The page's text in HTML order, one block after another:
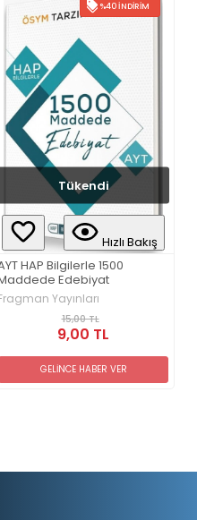
%40 İNDIRIM
Tükendi
Hızlı Bakış
HAP Bilgilerle 1500
Edebiyat
Yayınları
15,00 TL
9,00 TL
GELİNCE HABER VER